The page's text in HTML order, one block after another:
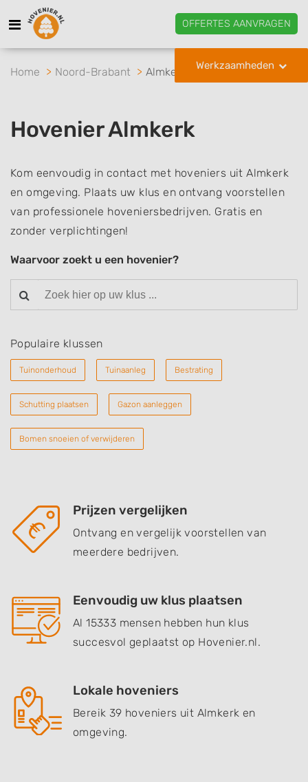
OFFERTES AANVRAGEN
Werkzaamheden
Home Noord-Brabant Almkerk
Hovenier Almkerk
Kom eenvoudig in contact met hoveniers uit Almkerk
en omgeving. Plaats uw klus en ontvang voorstellen
van professionele hoveniersbedrijven. Gratis en
zonder verplichtingen!
Waarvoor zoekt u een hovenier?
Populaire klussen
Tuinonderhoud Tuinaanleg Bestrating
Schutting plaatsen Gazon aanleggen
Bomen snoeien of verwijderen
Prijzen vergelijken
Ontvang en vergelijk voorstellen van
meerdere bedrijven.
Eenvoudig uw klus plaatsen
Al 15333 mensen hebben hun klus
succesvol geplaatst op Hovenier.nl.
Lokale hoveniers
Bereik 39 hoveniers uit Almkerk en
omgeving.